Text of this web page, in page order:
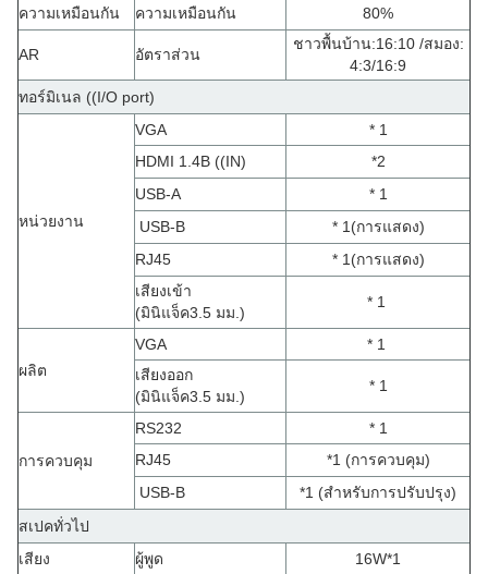
ความเหมือนกัน
ความเหมือนกัน 80%
AR อัตราส่วน
ชาวพื้นบ้าน:16:10 /สมอง:
4:3/16:9
ทอร์มิเนล ((I/O port)
หน่วยงาน
VGA
* 1
HDMI 1.4B ((IN)
*2
USB-A
* 1
USB-B
* 1 (การแสดง)
RJ45
* 1 (การแสดง)
เสียงเข้า
(มินิแจ็ค3.5 มม. )
* 1
ผลิต
VGA
* 1
เสียงออก
(มินิแจ็ค3.5 มม. )
* 1
การควบคุม
RS232
* 1
RJ45
*1 (การควบคุม)
USB-B
*1 (สําหรับการปรับปรุง)
สเปคทั่วไป
เสียง
ผู้พูด 16W*1